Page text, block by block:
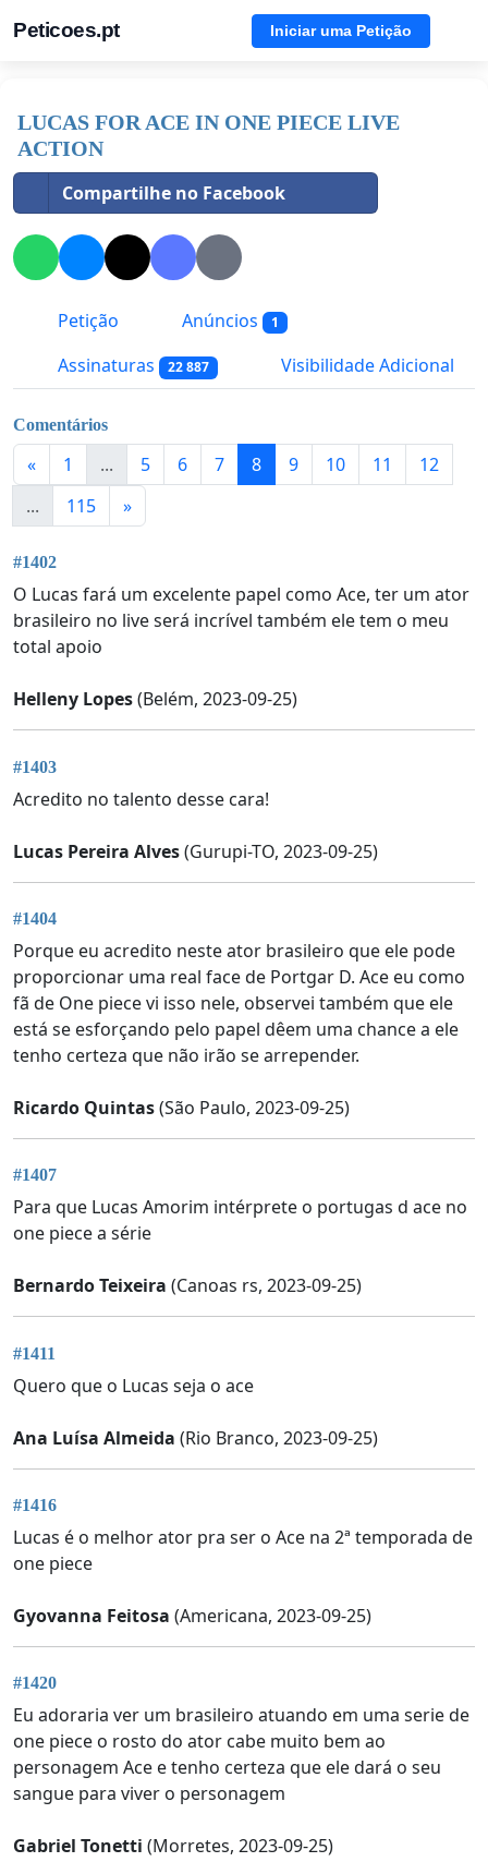
Peticoes.pt Iniciar uma Petição
LUCAS FOR ACE IN ONE PIECE LIVE
ACTION
Compartilhe no Facebook
Petição Anúncios 1
Assinaturas 22 887 Visibilidade Adicional
Comentários
« 1 ... 5 6 7 8 9 10 11
12
...
115 »
#1402
O Lucas fará um excelente papel como Ace, ter um ator
brasileiro no live será incrível também ele tem o meu
total apoio
Helleny Lopes(Belém, 2023-09-25)
#1403
Acredito no talento desse cara!
Lucas Pereira Alves(Gurupi-TO, 2023-09-25)
#1404
Porque eu acredito neste ator brasileiro que ele pode
proporcionar uma real face de Portgar D. Ace eu como
fã de One piece vi isso nele, observei também que ele
está se esforçando pelo papel dêem uma chance a ele
tenho certeza que não irão se arrepender.
Ricardo Quintas(São Paulo, 2023-09-25)
#1407
Para que Lucas Amorim intérprete o portugas d ace no
one piece a série
Bernardo Teixeira (Canoas rs, 2023-09-25)
#1411
Quero que o Lucas seja o ace
Ana Luísa Almeida (Rio Branco, 2023-09-25)
#1416
Lucas é o melhor ator pra ser o Ace na 2ª temporada de
one piece
Gyovanna Feitosa (Americana, 2023-09-25)
#1420
Eu adoraria ver um brasileiro atuando em uma serie de
one piece o rosto do ator cabe muito bem ao
personagem Ace e tenho certeza que ele dará o seu
sangue para viver o personagem
Gabriel Tonetti (Morretes, 2023-09-25)